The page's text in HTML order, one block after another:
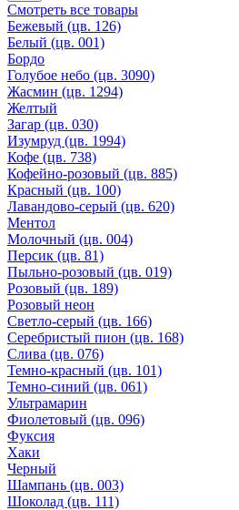
Смотреть все товары
Бежевый (цв. 126)
Белый (цв. 001)
Бордо
Голубое небо (цв. 3090)
Жасмин (цв. 1294)
Желтый
Загар (цв. 030)
Изумруд (цв. 1994)
Кофе (цв. 738)
Кофейно-розовый (цв. 885)
Красный (цв. 100)
Лавандово-серый (цв. 620)
Ментол
Молочный (цв. 004)
Персик (цв. 81)
Пыльно-розовый (цв. 019)
Розовый (цв. 189)
Розовый неон
Светло-серый (цв. 166)
Серебристый пион (цв. 168)
Слива (цв. 076)
Темно-красный (цв. 101)
Темно-синий (цв. 061)
Ультрамарин
Фиолетовый (цв. 096)
Фуксия
Хаки
Черный
Шампань (цв. 003)
Шоколад (цв. 111)